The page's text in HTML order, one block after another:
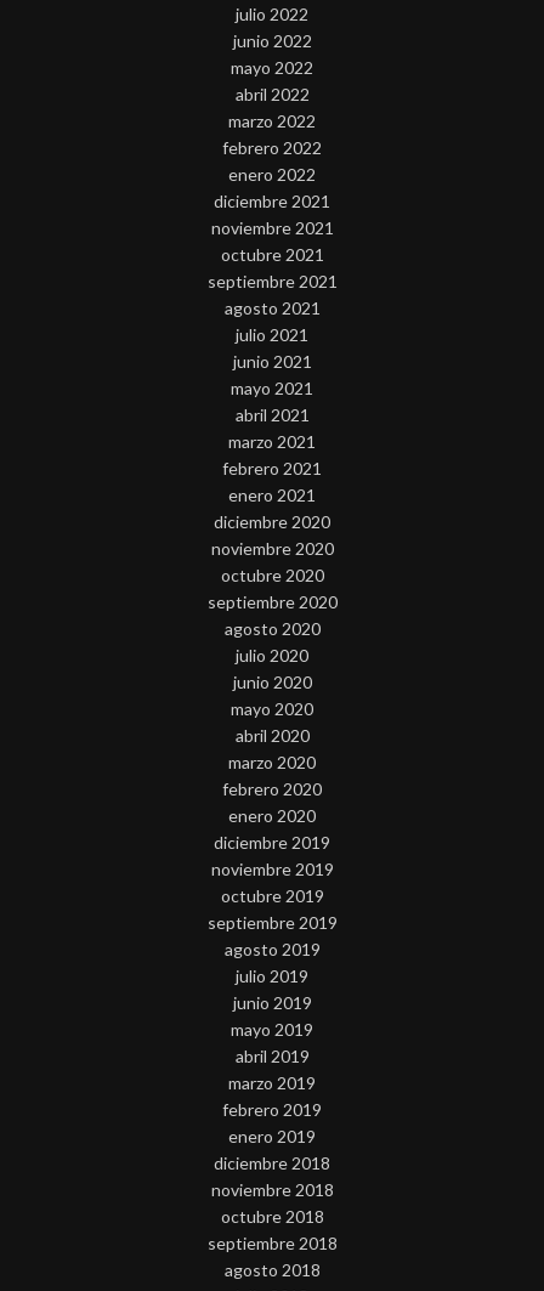
julio 2022
junio 2022
mayo 2022
abril 2022
marzo 2022
febrero 2022
enero 2022
diciembre 2021
noviembre 2021
octubre 2021
septiembre 2021
agosto 2021
julio 2021
junio 2021
mayo 2021
abril 2021
marzo 2021
febrero 2021
enero 2021
diciembre 2020
noviembre 2020
octubre 2020
septiembre 2020
agosto 2020
julio 2020
junio 2020
mayo 2020
abril 2020
marzo 2020
febrero 2020
enero 2020
diciembre 2019
noviembre 2019
octubre 2019
septiembre 2019
agosto 2019
julio 2019
junio 2019
mayo 2019
abril 2019
marzo 2019
febrero 2019
enero 2019
diciembre 2018
noviembre 2018
octubre 2018
septiembre 2018
agosto 2018